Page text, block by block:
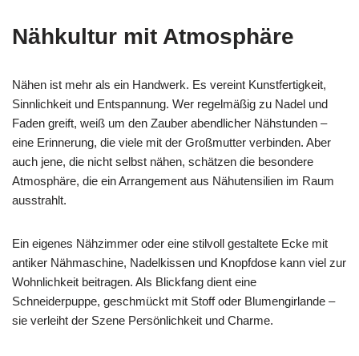
Nähkultur mit Atmosphäre
Nähen ist mehr als ein Handwerk. Es vereint Kunstfertigkeit,
Sinnlichkeit und Entspannung. Wer regelmäßig zu Nadel und
Faden greift, weiß um den Zauber abendlicher Nähstunden –
eine Erinnerung, die viele mit der Großmutter verbinden. Aber
auch jene, die nicht selbst nähen, schätzen die besondere
Atmosphäre, die ein Arrangement aus Nähutensilien im Raum
ausstrahlt.
Ein eigenes Nähzimmer oder eine stilvoll gestaltete Ecke mit
antiker Nähmaschine, Nadelkissen und Knopfdose kann viel zur
Wohnlichkeit beitragen. Als Blickfang dient eine
Schneiderpuppe, geschmückt mit Stoff oder Blumengirlande –
sie verleiht der Szene Persönlichkeit und Charme.